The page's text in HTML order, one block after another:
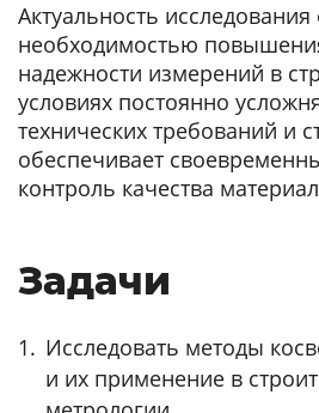
Актуальность
необходимостью
надежности измерений в
условиях постоянно
технических требований и
обеспечивает
контроль качества
Задачи
Исследовать методы
и их применение в